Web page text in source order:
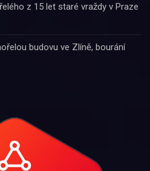
z 15 let staré vraždy v Praze
budovu ve Zlíně, bourání